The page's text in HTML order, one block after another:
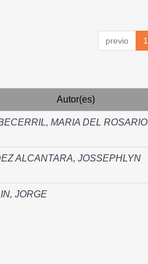
previo 1
Autor(es)
MARIA DEL ROSARIO
ALCANTARA, JOSSEPHLYN
JORGE